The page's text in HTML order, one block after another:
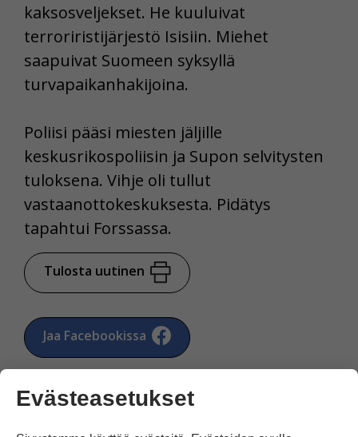
kaksosveljekset. He kuuluivat
terroriristijärjestö Isisiin. Miehet
saapuivat Suomeen syksyllä
turvapaikanhakijoina.
Poliisi pääsi miesten jäljille
keskusrikospoliisin ja Supon selvitysten
tuloksena. Vihje oli tullut
vastaanottokeskuksesta. Pidätys
tapahtui Forssassa.
Tulosta uutinen
Jaa Facebookissa
Evästeasetukset